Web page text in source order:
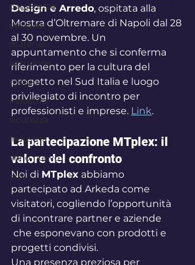
parabrezza
designer
materiali
istruzione
museo
industria
sicurezza
industria
anno nuovo
arte
Design e Arredo, ospitata alla
Mostra d’Oltremare di Napoli dal 28
al 30 novembre. Un
appuntamento che si conferma
riferimento per la cultura del
progetto nel Sud Italia e luogo
privilegiato di incontro per
professionisti e imprese. Link.
La partecipazione MTplex: il
valore del confronto
Noi di MTplex abbiamo
partecipato ad Arkeda come
visitatori, cogliendo l’opportunità
di incontrare partner e aziende
che esponevano con prodotti e
progetti condivisi.
Una presenza preziosa per